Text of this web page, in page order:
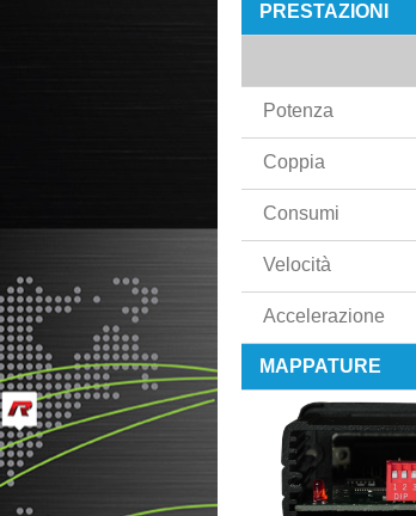
PRESTAZIONI
Potenza
Coppia
Consumi
Velocità
Accelerazione
MAPPATURE